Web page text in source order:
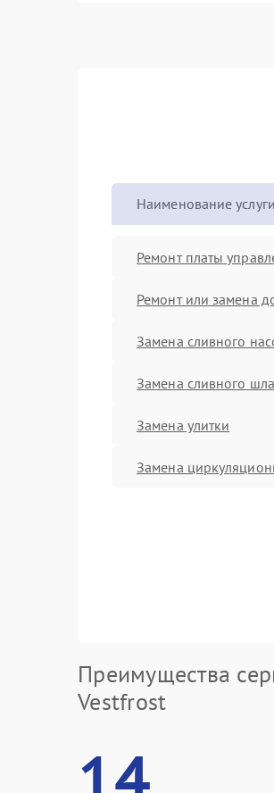
Наименование услуги
Ремонт платы
Ремонт или замена
Замена сливного
Замена сливного
Замена улитки
Замена
Преимущества
Vestfrost